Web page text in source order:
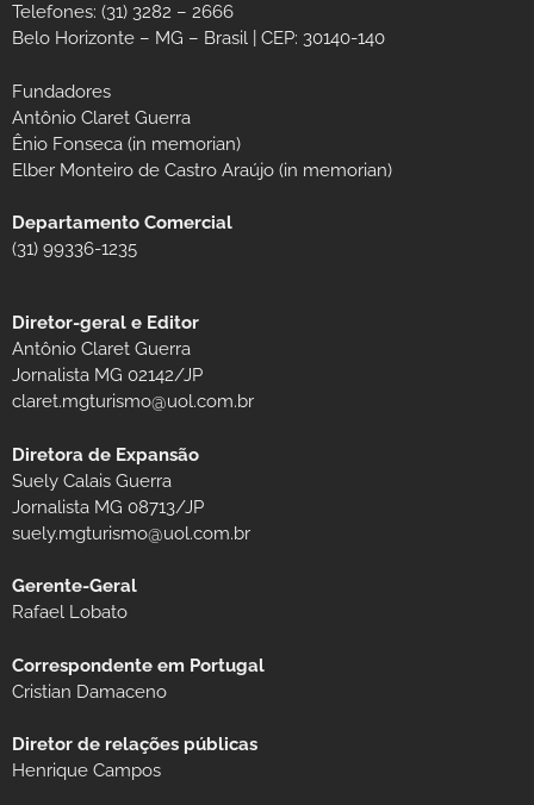
Telefones: (31) 3282 – 2666
Belo Horizonte – MG – Brasil | CEP: 30140-140
Fundadores
Antônio Claret Guerra
Ênio Fonseca (in memorian)
Elber Monteiro de Castro Araújo (in memorian)
Departamento Comercial
(31) 99336-1235
Diretor-geral e Editor
Antônio Claret Guerra
Jornalista MG 02142/JP
claret.mgturismo@uol.com.br
Diretora de Expansão
Suely Calais Guerra
Jornalista MG 08713/JP
suely.mgturismo@uol.com.br
Gerente-Geral
Rafael Lobato
Correspondente em Portugal
Cristian Damaceno
Diretor de relações públicas
Henrique Campos